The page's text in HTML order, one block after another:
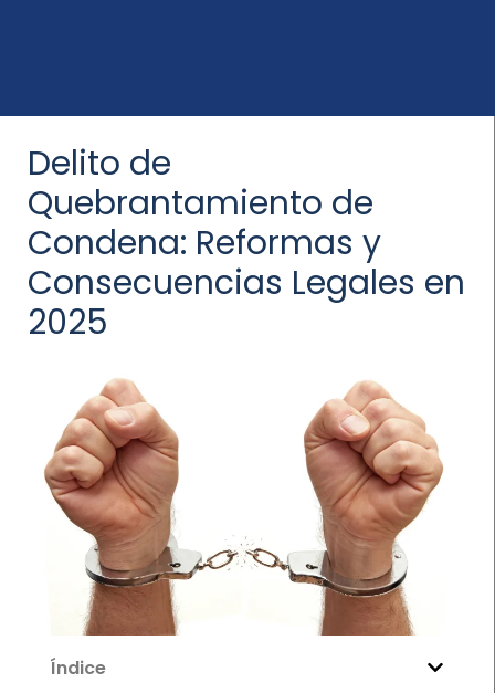
Delito de
Quebrantamiento de
Condena: Reformas y
Consecuencias Legales en
2025
Índice